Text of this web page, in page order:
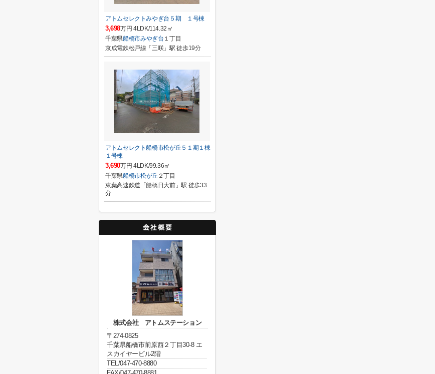
アトムセレクトみやぎ台５期 １号棟
3,698万円 4LDK/114.32㎡
千葉県船橋市みやぎ台 １丁目
京成電鉄松戸線「三咲」駅 徒歩19分
アトムセレクト船橋市松が丘５１期１棟
１号棟
3,690万円 4LDK/99.36㎡
千葉県船橋市松が丘 ２丁目
東葉高速鉄道「船橋日大前」駅 徒歩33
分
株式会社 アトムステーション
〒274-0825
千葉県船橋市前原西２丁目30-8 エ
スカイヤービル2階
TEL/047-470-8880